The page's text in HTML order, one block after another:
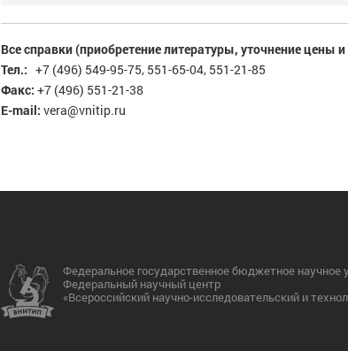
Все справки (приобретение литературы, уточнение цены
Тел.: +7 (496) 549-95-75, 551-65-04, 551-21-85
Факс: +7 (496) 551-21-38
E-mail: vera@vnitip.ru
Федеральное государственное бюджетное научное
Федеральный научный центр
«Всероссийский научно-исследовательский и